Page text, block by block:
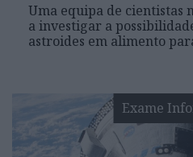
Uma equipa de cientistas
a investigar a
astroides em alimento
Exame